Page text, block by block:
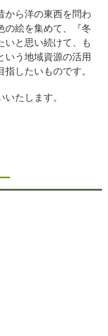
ら洋の東西を問わ
の絵を集めて、『冬
いと思い続けて、も
いう地域資源の活用
したいものです。
たします。